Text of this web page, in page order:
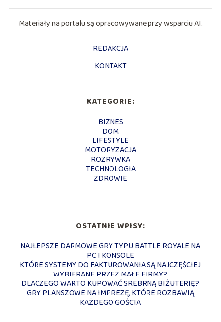
Materiały na portalu są opracowywane przy wsparciu AI.
REDAKCJA
KONTAKT
KATEGORIE:
BIZNES
DOM
LIFESTYLE
MOTORYZACJA
ROZRYWKA
TECHNOLOGIA
ZDROWIE
OSTATNIE WPISY:
NAJLEPSZE DARMOWE GRY TYPU BATTLE ROYALE NA
PC I KONSOLE
KTÓRE SYSTEMY DO FAKTUROWANIA SĄ NAJCZĘŚCIEJ
WYBIERANE PRZEZ MAŁE FIRMY?
DLACZEGO WARTO KUPOWAĆ SREBRNĄ BIŻUTERIĘ?
GRY PLANSZOWE NA IMPREZĘ, KTÓRE ROZBAWIĄ
KAŻDEGO GOŚCIA